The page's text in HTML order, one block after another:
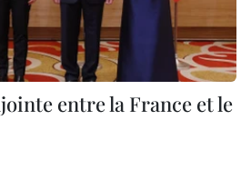
entre la France et le